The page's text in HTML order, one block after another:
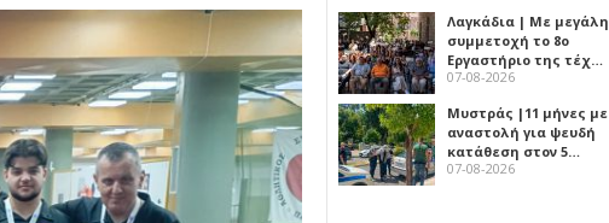
Λαγκάδια | Με μεγάλη
συμμετοχή το 8ο
Εργαστήριο της τέχ…
07-08-2026
Μυστράς |11 μήνες με
αναστολή για ψευδή
κατάθεση στον 5…
07-08-2026